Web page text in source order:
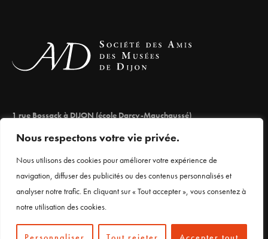
Nous respectons votre vie privée.
Nous utilisons des cookies pour améliorer votre expérience de
navigation, diffuser des publicités ou des contenus personnalisés et
analyser notre trafic. En cliquant sur « Tout accepter », vous consentez à
notre utilisation des cookies.
1 rue Bossack à DIJON (école Darcy-Mauchaussé)
03 80 66 71 98
Mentions légales